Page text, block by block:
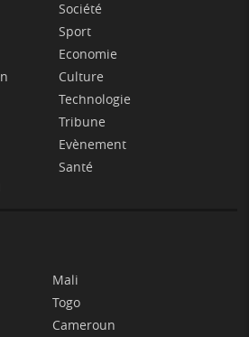
Société
Sport
Economie
Culture
Technologie
Tribune
Evènement
Santé
Mali
Togo
Cameroun